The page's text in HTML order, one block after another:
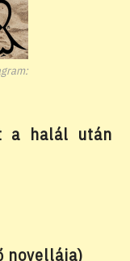
a halál után
novellája)